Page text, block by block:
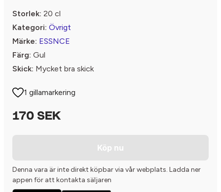
Storlek: 20 cl
Kategori: Övrigt
Märke: ESSNCE
Färg: Gul
Skick: Mycket bra skick
1 gillamarkering
170 SEK
Köp nu
Denna vara är inte direkt köpbar via vår webplats. Ladda ner
appen för att kontakta säljaren